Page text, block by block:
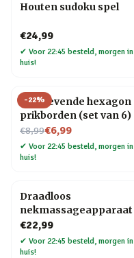
Houten sudoku spel
€24,99
✔ Voor 22:45 besteld, morgen in
huis!
-22%
Zelfklevende hexagon
prikborden (set van 6)
€8,99
Nu voor€6,99
✔ Voor 22:45 besteld, morgen in
huis!
Draadloos
nekmassageapparaat
€22,99
✔ Voor 22:45 besteld, morgen in
huis!